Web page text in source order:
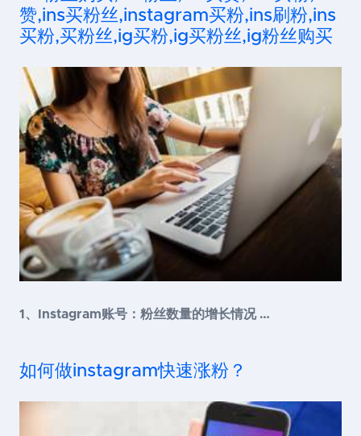
赞,ins买粉丝,instagram买粉,ins刷粉,ins
买粉,买粉丝,ig买粉,ig买粉丝,ig粉丝购买
1、Instagram账号：粉丝数量的增长情况 …
如何做instagram快速涨粉？